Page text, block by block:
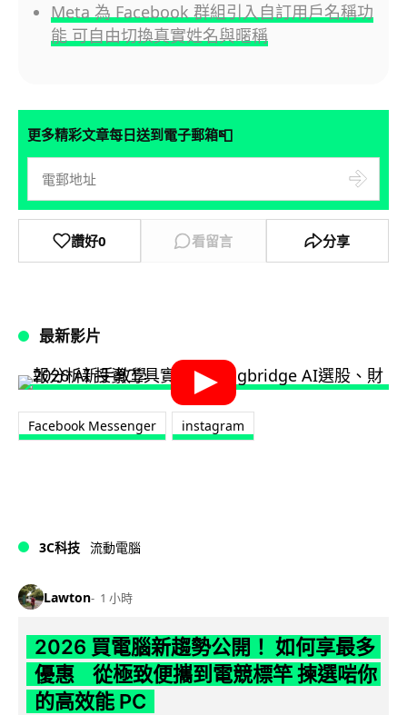
Meta 為 Facebook 群組引入自訂用戶名稱功
能 可自由切換真實姓名與暱稱
更多精彩文章每日送到電子郵箱📮
讚好0 看留言 分享
最新影片
Facebook Messenger instagram
3C科技 流動電腦
Lawton 1 小時
2026 買電腦新趨勢公開！ 如何享最多
優惠 從極致便攜到電競標竿 揀選啱你
的高效能 PC